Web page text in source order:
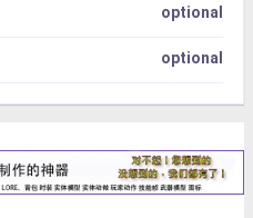
optional
optional